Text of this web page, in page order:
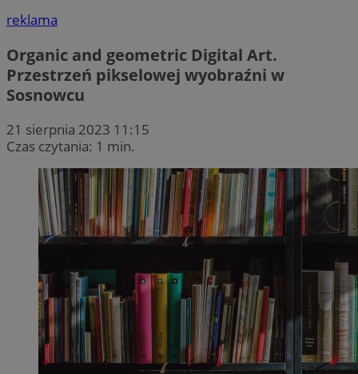
reklama
Organic and geometric Digital Art.
Przestrzeń pikselowej wyobraźni w
Sosnowcu
21 sierpnia 2023 11:15
Czas czytania: 1 min.